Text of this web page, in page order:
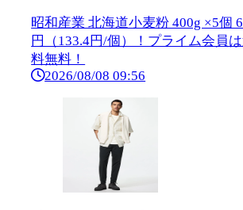
昭和産業 北海道小麦粉 400g ×5個
円（133.4円/個）！プライム会員
料無料！
2026/08/08 09:56